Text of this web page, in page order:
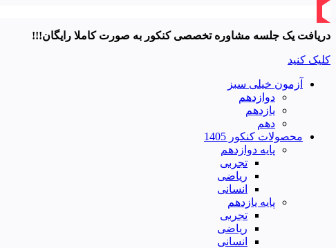
دریافت یک جلسه مشاوره تخصصی کنکور به صورت کاملا رایگان!!!
کلیک کنید
آزمون خیلی سبز
دوازدهم
یازدهم
دهم
محصولات کنکور 1405
پایه دوازدهم
تجربی
ریاضی
انسانی
پایه یازدهم
تجربی
ریاضی
انسانی